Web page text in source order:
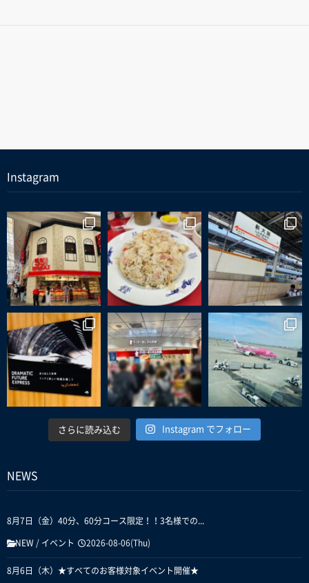
Instagram
さらに読み込む Instagram でフォロー
NEWS
8月7日（金）40分、60分コース限定！！3名様での...
NEW / イベント 2026-08-06(Thu)
8月6日（木）★すべてのお客様対象イベント開催★